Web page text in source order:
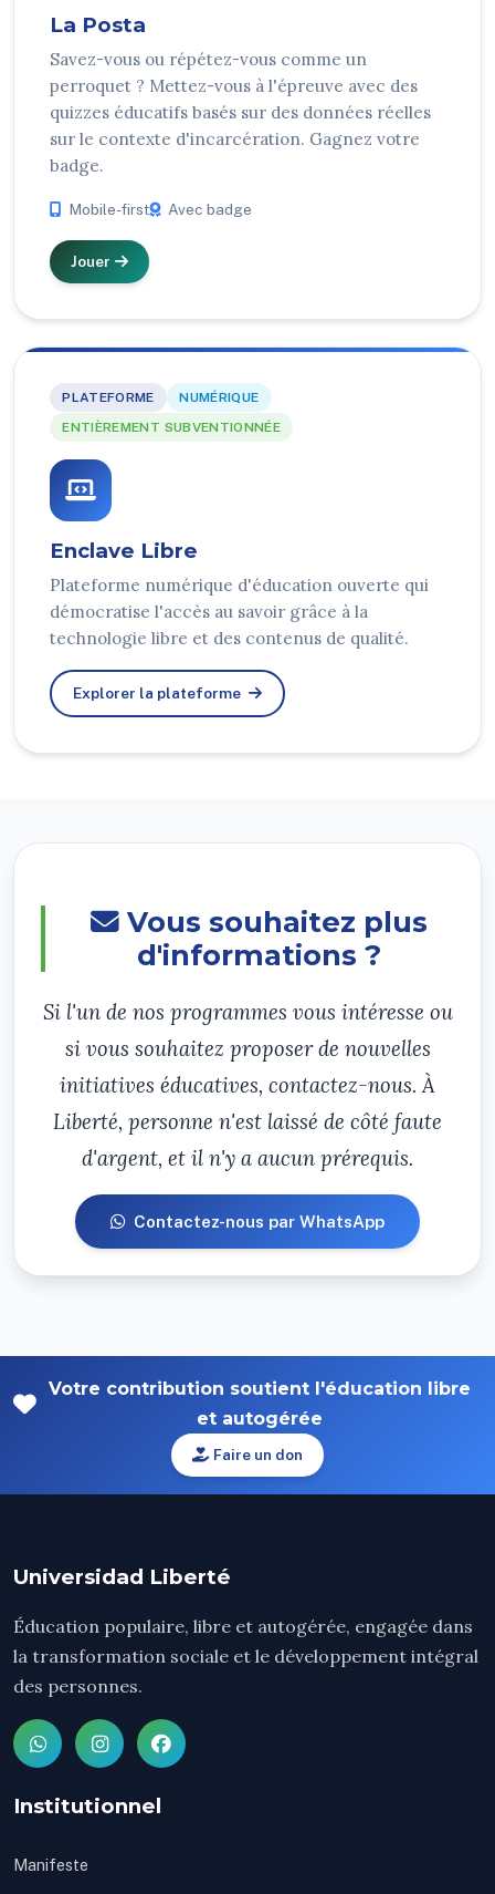
La Posta
Savez-vous ou répétez-vous comme un
perroquet ? Mettez-vous à l'épreuve avec des
quizzes éducatifs basés sur des données réelles
sur le contexte d'incarcération. Gagnez votre
badge.
Mobile-first Avec badge
Jouer
PLATEFORME
NUMÉRIQUE
ENTIÈREMENT SUBVENTIONNÉE
Enclave Libre
Plateforme numérique d'éducation ouverte qui
démocratise l'accès au savoir grâce à la
technologie libre et des contenus de qualité.
Explorer la plateforme
Vous souhaitez plus
d'informations ?
Si l'un de nos programmes vous intéresse ou
si vous souhaitez proposer de nouvelles
initiatives éducatives, contactez-nous. À
Liberté, personne n'est laissé de côté faute
d'argent, et il n'y a aucun prérequis.
Contactez-nous par WhatsApp
Votre contribution soutient l'éducation libre
et autogérée
Faire un don
Universidad Liberté
Éducation populaire, libre et autogérée, engagée dans
la transformation sociale et le développement intégral
des personnes.
Institutionnel
Manifeste